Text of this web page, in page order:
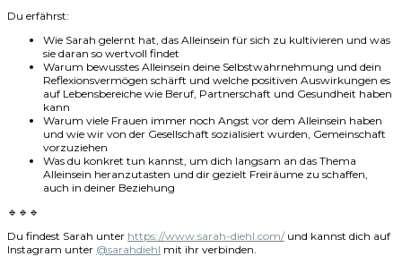
Du erfährst:
Wie Sarah gelernt hat, das Alleinsein für sich zu kultivieren und was
sie daran so wertvoll findet
Warum bewusstes Alleinsein deine Selbstwahrnehmung und dein
Reflexionsvermögen schärft und welche positiven Auswirkungen es
auf Lebensbereiche wie Beruf, Partnerschaft und Gesundheit haben
kann
Warum viele Frauen immer noch Angst vor dem Alleinsein haben
und wie wir von der Gesellschaft sozialisiert wurden, Gemeinschaft
vorzuziehen
Was du konkret tun kannst, um dich langsam an das Thema
Alleinsein heranzutasten und dir gezielt Freiräume zu schaffen,
auch in deiner Beziehung
🔹🔹🔹
Du findest Sarah unter https://www.sarah-diehl.com/und kannst dich auf
Instagram unter @sarahdiehl mit ihr verbinden.